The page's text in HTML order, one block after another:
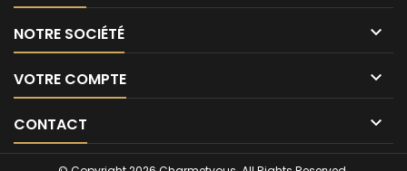
NOTRE SOCIÉTÉ 
VOTRE COMPTE 
CONTACT 